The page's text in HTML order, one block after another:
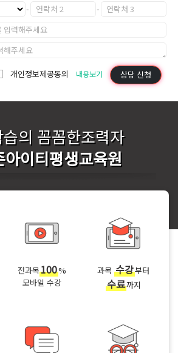
개인정보제공동의 내용보기 상담 신청
의 꼼꼼한조력자
아이티평생교육원
전과목100%
모바일 수강
과목수강부터
수료까지